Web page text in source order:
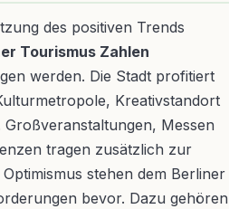
des positiven Trends
Tourismus Zahlen
werden. Die Stadt profitiert
Kreativstandort
Großveranstaltungen, Messen
tragen zusätzlich zur
stehen dem Berliner
bevor. Dazu gehören